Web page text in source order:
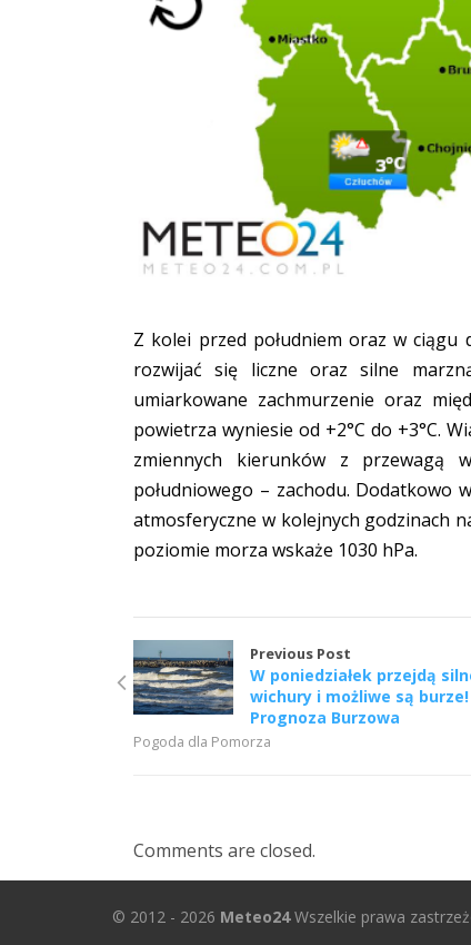
Z kolei przed południem oraz w
rozwijać się liczne oraz silne
umiarkowane zachmurzenie oraz
powietrza wyniesie od +2°C do +3°C.
zmiennych kierunków z przewagą
południowego – zachodu. Dodatkowo
atmosferyczne w kolejnych godzinach
poziomie morza wskaże 1030 hPa.
Previous Post
W poniedziałek przejdą
wichury i możliwe są burze!
Prognoza Burzowa
Pogoda dla Pomorza
Comments are closed.
© 2012 - 2026 Meteo24Wszelkie prawa